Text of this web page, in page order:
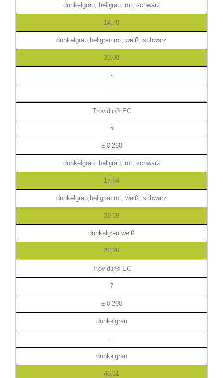
dunkelgrau, hellgrau, rot, schwarz
14,70
dunkelgrau,hellgrau rot, weiß, schwarz
33,08
-
-
Trovidur® EC
6
± 0,260
dunkelgrau, hellgrau, rot, schwarz
17,64
dunkelgrau,hellgrau rot, weiß, schwarz
39,69
dunkelgrau,weiß
26,26
Trovidur® EC
7
± 0,290
dunkelgrau
-
dunkelgrau
46,31